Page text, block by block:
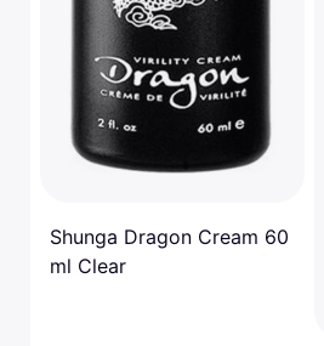
Shunga Dragon Cream 60
ml Clear